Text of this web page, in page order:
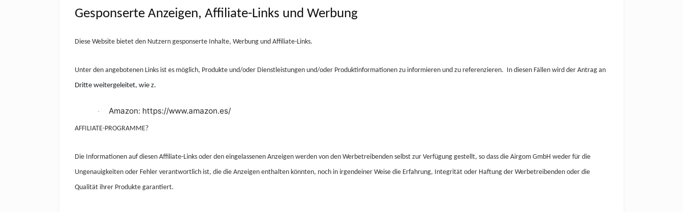
Gesponserte Anzeigen, Affiliate-Links und Werbung
Diese Website bietet den Nutzern gesponserte Inhalte, Werbung und Affiliate-Links.
Unter den angebotenen Links ist es möglich, Produkte und/oder Dienstleistungen und/oder Produktinformationen zu informieren und zu referenzieren. In diesen Fällen wird der Antrag an
Dritte weitergeleitet, wie z.
· Amazon: https://www.amazon.es/
AFFILIATE-PROGRAMME?
Die Informationen auf diesen Affiliate-Links oder den eingelassenen Anzeigen werden von den Werbetreibenden selbst zur Verfügung gestellt, so dass die Airgom GmbH weder für die
Ungenauigkeiten oder Fehler verantwortlich ist, die die Anzeigen enthalten könnten, noch in irgendeiner Weise die Erfahrung, Integrität oder Haftung der Werbetreibenden oder die
Qualität ihrer Produkte garantiert.